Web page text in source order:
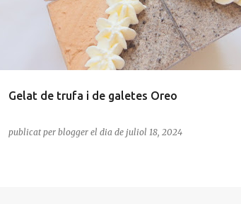
Gelat de trufa i de galetes Oreo
publicat per blogger el dia de juliol 18, 2024